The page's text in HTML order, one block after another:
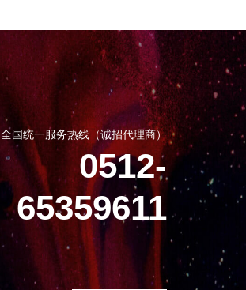
全国统一服务热线（诚招代理商）
0512-
65359611